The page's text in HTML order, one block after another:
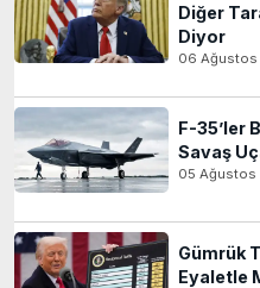
Diğer
Diyor
06 Ağustos
F-35’ler
Savaş
05 Ağustos
Gümrük
Eyaletle